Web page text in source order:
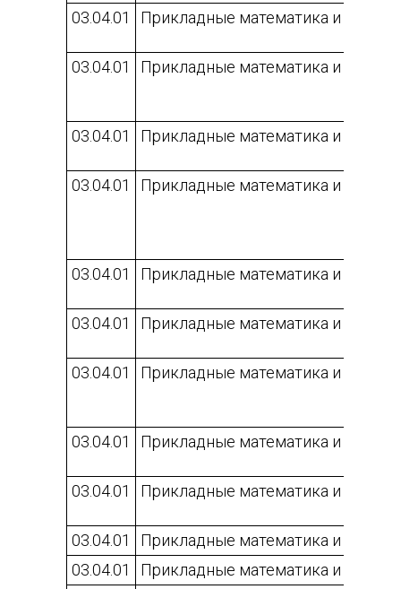
03.04.01
Прикладные математика и физика
03.04.01 Прикладные математика и физика
03.04.01 Прикладные математика и физика
03.04.01 Прикладные математика и физика
03.04.01 Прикладные математика и физика
03.04.01 Прикладные математика и физика
03.04.01 Прикладные математика и физика
03.04.01 Прикладные математика и физика
03.04.01 Прикладные математика и физика
03.04.01
Прикладные математика и физика
03.04.01
Прикладные математика и физика